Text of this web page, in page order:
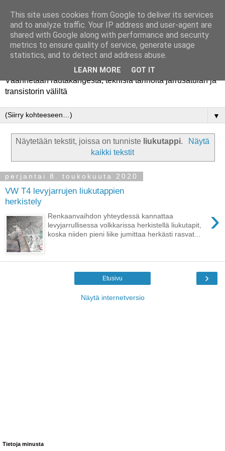
Rautakanki
Väännetään rautakangesta, teknisiä tarinoita jarrusatulan ja
transistorin väliltä
▼
Näytetään tekstit, joissa on tunniste liukutappi.
Näytä
kaikki tekstit
perjantai 8. toukokuuta 2020
VW T4 levyjarrujen liukutappien
herkistely
›
Renkaanvaihdon yhteydessä kannattaa
levyjarrullisessa volkkarissa herkistellä liukutapit,
koska niiden pieni liike jumittaa herkästi rasvat...
›
Etusivu
Näytä internetversio
Tietoja minusta
This site uses cookies from Google to deliver its services
and to analyze traffic. Your IP address and user-agent are
shared with Google along with performance and security
metrics to ensure quality of service, generate usage
statistics, and to detect and address abuse.
LEARN MORE GOT IT